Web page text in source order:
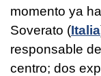
momento ya
Soverato (Italia
responsable
centro; dos